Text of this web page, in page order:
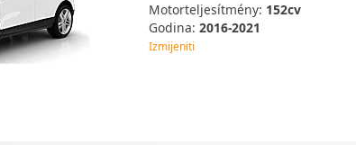
Motorteljesítmény: 152cv
Godina:2016-2021
Izmijeniti